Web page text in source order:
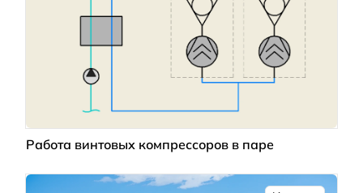
Работа винтовых компрессоров в паре